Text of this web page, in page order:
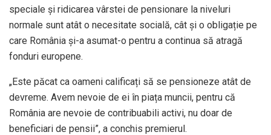
speciale și ridicarea vârstei de pensionare la niveluri
normale sunt atât o necesitate socială, cât și o obligație pe
care România și-a asumat-o pentru a continua să atragă
fonduri europene.
„Este păcat ca oameni calificați să se pensioneze atât de
devreme. Avem nevoie de ei în piața muncii, pentru că
România are nevoie de contribuabili activi, nu doar de
beneficiari de pensii”, a conchis premierul.